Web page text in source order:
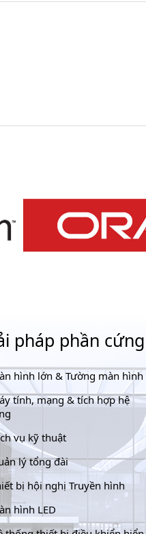
pháp phần cứng
hình lớn & Tường màn hình
tính, mạng & tích hợp hệ
vụ kỹ thuật
lý tổng đài
bị hội nghị Truyền hình
hình LED